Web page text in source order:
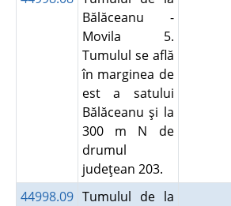
Bălăceanu -
Movila 5.
Tumulul se află
în marginea de
est a satului
Bălăceanu şi la
300 m N de
drumul
judeţean 203.
44998.09 Tumulul de la